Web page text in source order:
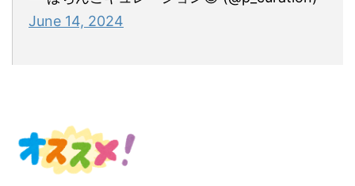
June 14, 2024